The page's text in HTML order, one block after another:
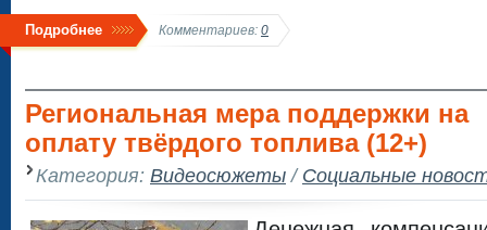
Подробнее Комментариев: 0
Региональная мера поддержки на
оплату твёрдого топлива (12+)
Категория: Видеосюжеты/Социальные